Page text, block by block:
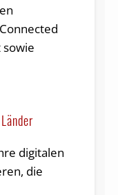
digitalen
die